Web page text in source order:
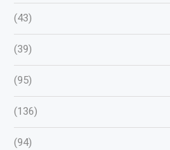
(43)
(39)
(95)
(136)
(94)